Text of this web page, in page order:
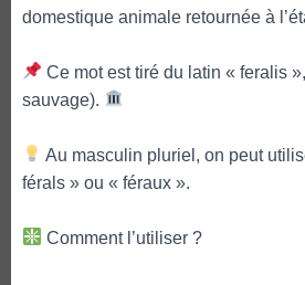
domestique animale retournée à
Ce mot est tiré du latin « feralis
sauvage).
Au masculin pluriel, on peut
férals » ou « féraux ».
Comment l’utiliser ?